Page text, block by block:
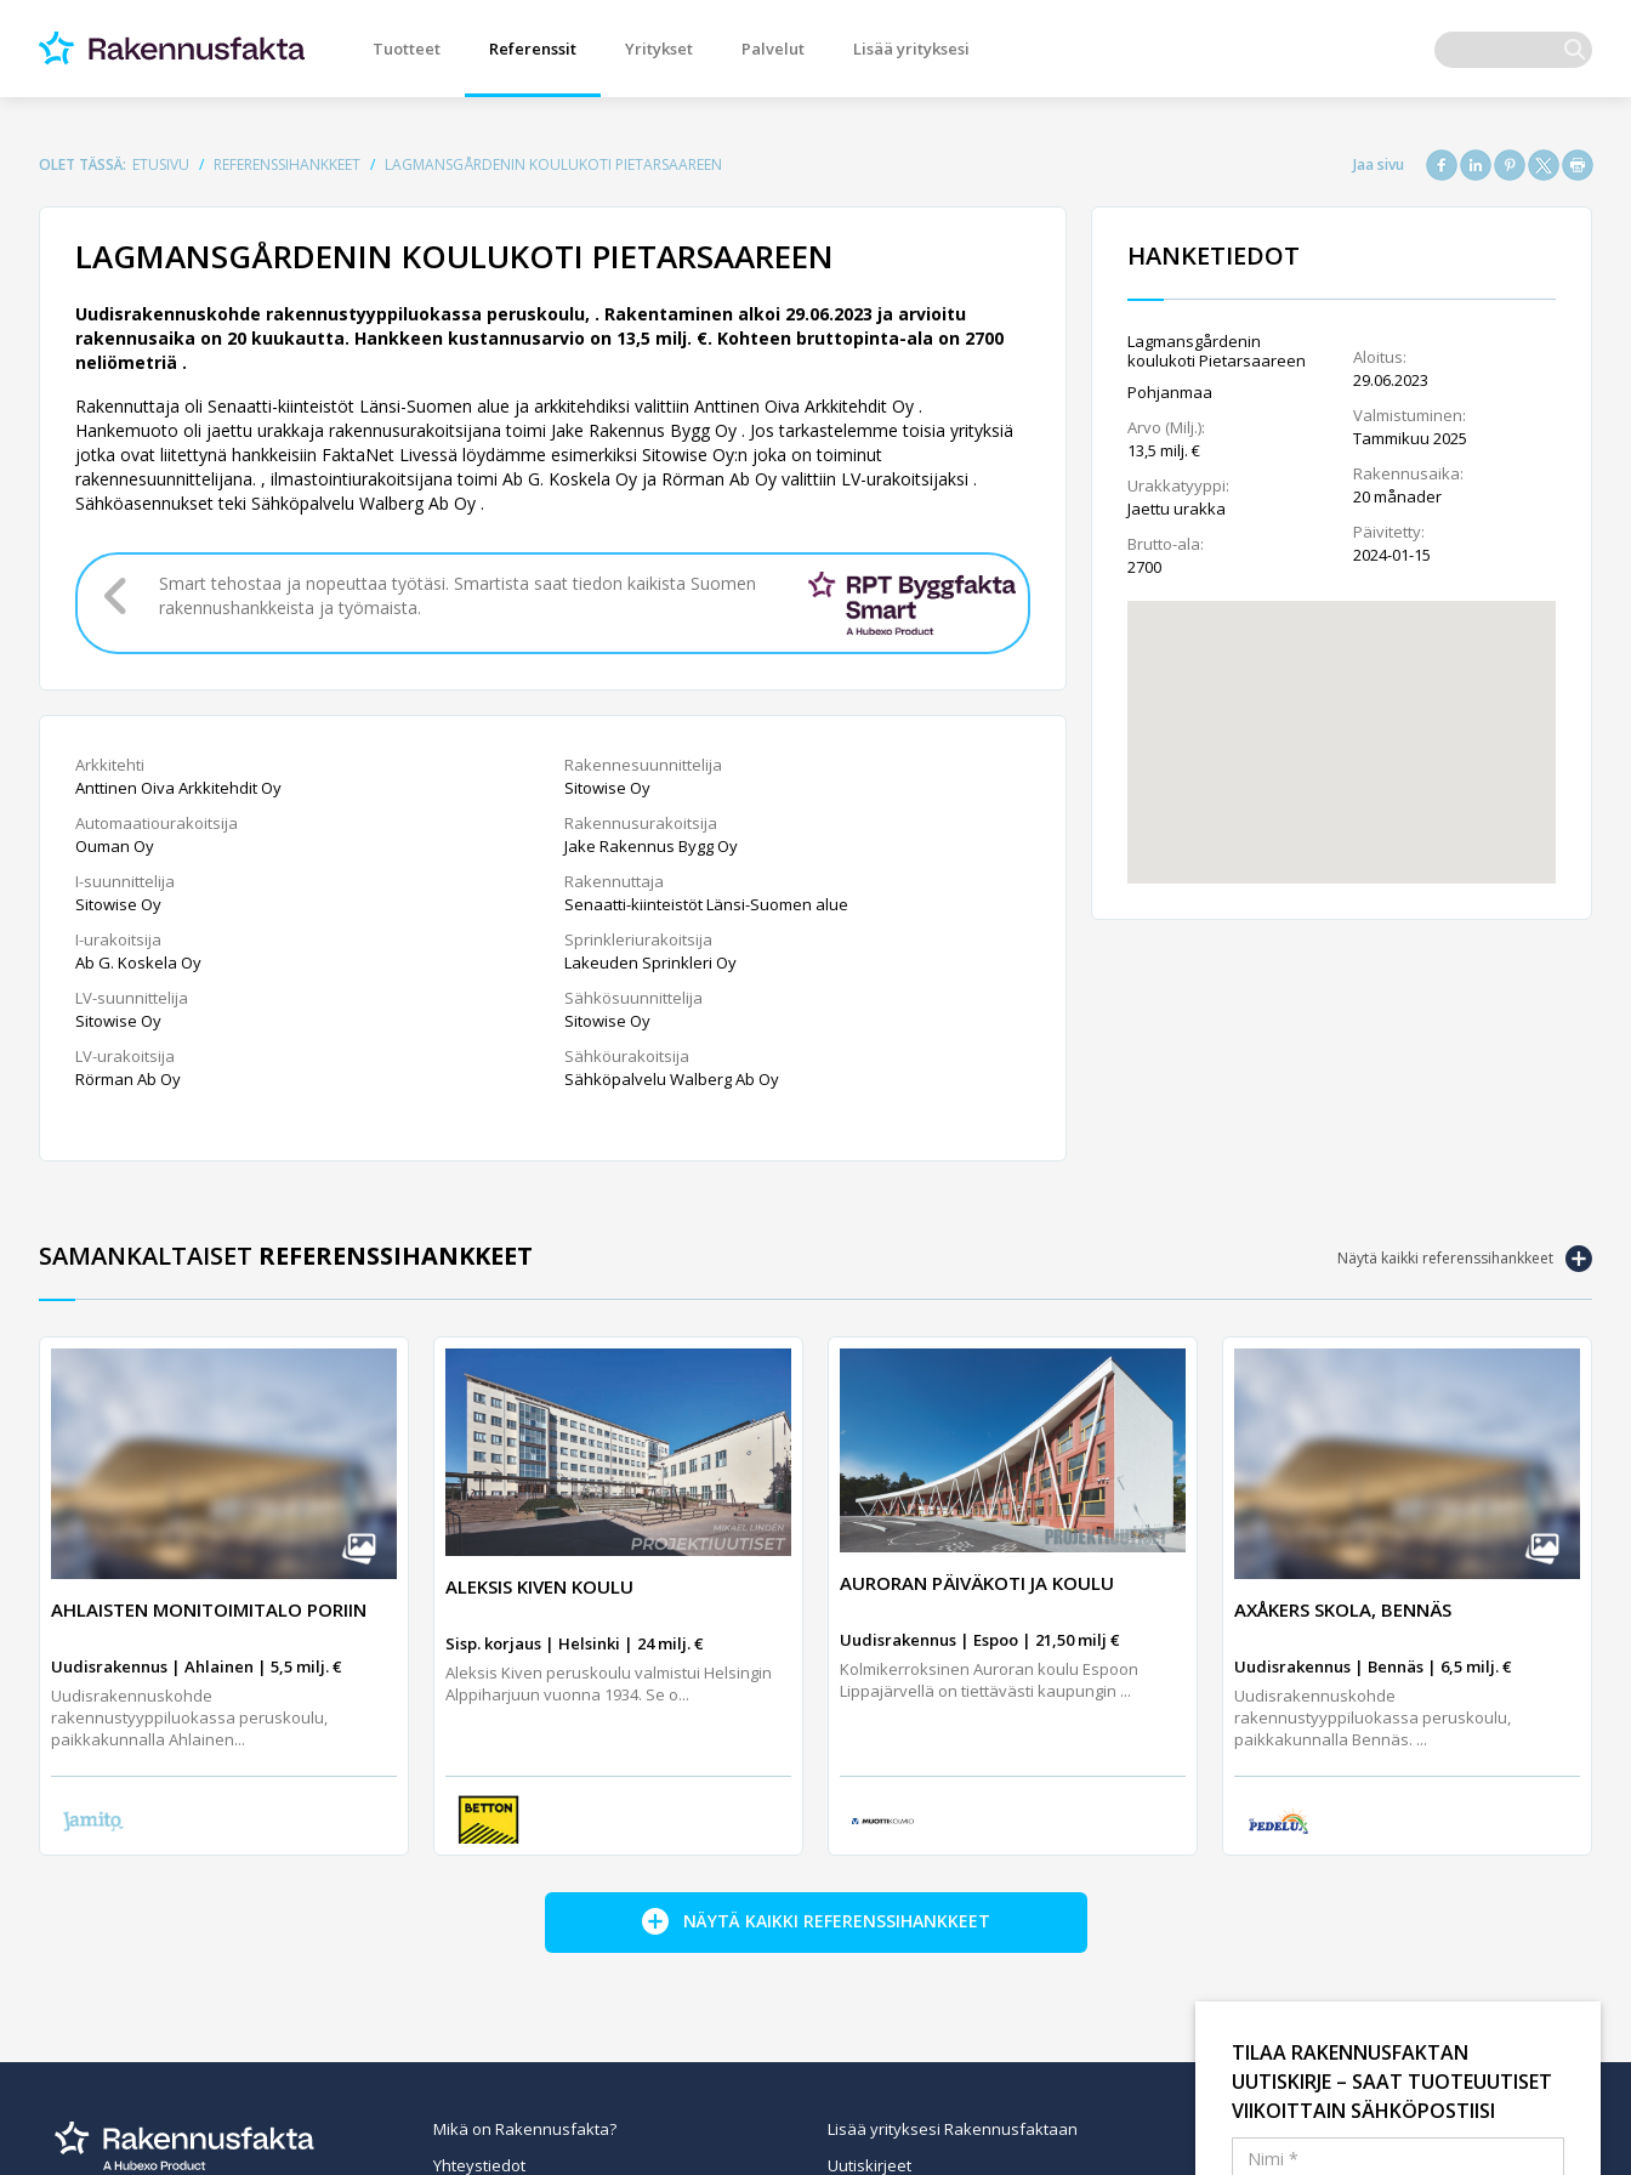
Tuotteet Referenssit Yritykset Palvelut Lisää yrityksesi
OLET TÄSSÄ: ETUSIVU REFERENSSIHANKKEET LAGMANSGÅRDENIN KOULUKOTI PIETARSAAREEN
LAGMANSGÅRDENIN KOULUKOTI PIETARSAAREEN
Uudisrakennuskohde rakennustyyppiluokassa peruskoulu, . Rakentaminen alkoi 29.06.2023 ja arvioitu
rakennusaika on 20 kuukautta. Hankkeen kustannusarvio on 13,5 milj. €. Kohteen bruttopinta-ala on 2700
neliömetriä .
Rakennuttaja oli Senaatti-kiinteistöt Länsi-Suomen alue ja arkkitehdiksi valittiin Anttinen Oiva Arkkitehdit Oy .
Hankemuoto oli jaettu urakkaja rakennusurakoitsijana toimi Jake Rakennus Bygg Oy . Jos tarkastelemme toisia yrityksiä
jotka ovat liitettynä hankkeisiin FaktaNet Livessä löydämme esimerkiksi Sitowise Oy:n joka on toiminut
rakennesuunnittelijana. , ilmastointiurakoitsijana toimi Ab G. Koskela Oy ja Rörman Ab Oy valittiin LV-urakoitsijaksi .
Sähköasennukset teki Sähköpalvelu Walberg Ab Oy .
Smart tehostaa ja nopeuttaa työtäsi. Smartista saat tiedon kaikista Suomen
rakennushankkeista ja työmaista.
Arkkitehti
Anttinen Oiva Arkkitehdit Oy
Automaatiourakoitsija
Ouman Oy
I-suunnittelija
Sitowise Oy
I-urakoitsija
Ab G. Koskela Oy
LV-suunnittelija
Sitowise Oy
LV-urakoitsija
Rörman Ab Oy
Rakennesuunnittelija
Sitowise Oy
Rakennusurakoitsija
Jake Rakennus Bygg Oy
Rakennuttaja
Senaatti-kiinteistöt Länsi-Suomen alue
Sprinkleriurakoitsija
Lakeuden Sprinkleri Oy
Sähkösuunnittelija
Sitowise Oy
Sähköurakoitsija
Sähköpalvelu Walberg Ab Oy
HANKETIEDOT
Lagmansgårdenin
koulukoti Pietarsaareen
Pohjanmaa
Arvo (Milj.):
13,5 milj. €
Urakkatyyppi:
Jaettu urakka
Brutto-ala:
2700
Aloitus:
29.06.2023
Valmistuminen:
Tammikuu 2025
Rakennusaika:
20 månader
Päivitetty:
2024-01-15
Näytä kaikki referenssihankkeet
SAMANKALTAISET REFERENSSIHANKKEET
AHLAISTEN MONITOIMITALO PORIIN
Uudisrakennus | Ahlainen | 5,5 milj. €
Uudisrakennuskohde
rakennustyyppiluokassa peruskoulu,
paikkakunnalla Ahlainen...
ALEKSIS KIVEN KOULU
Sisp. korjaus | Helsinki | 24 milj. €
Aleksis Kiven peruskoulu valmistui Helsingin
Alppiharjuun vuonna 1934. Se o...
AURORAN PÄIVÄKOTI JA KOULU
Uudisrakennus | Espoo | 21,50 milj €
Kolmikerroksinen Auroran koulu Espoon
Lippajärvellä on tiettävästi kaupungin ...
AXÅKERS SKOLA, BENNÄS
Uudisrakennus | Bennäs | 6,5 milj. €
Uudisrakennuskohde
rakennustyyppiluokassa peruskoulu,
paikkakunnalla Bennäs. ...
NÄYTÄ KAIKKI REFERENSSIHANKKEET
Mikä on Rakennusfakta?
Yhteystiedot
Lisää yrityksesi Rakennusfaktaan
Uutiskirjeet
TILAA RAKENNUSFAKTAN
UUTISKIRJE – SAAT TUOTEUUTISET
VIIKOITTAIN SÄHKÖPOSTIISI